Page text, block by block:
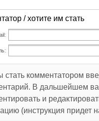
/ хотите им стать
стать комментатором
В дальшейшем
и
(инструкция придет